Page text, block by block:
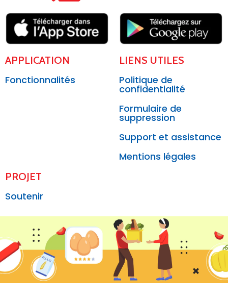
APPLICATION
Fonctionnalités
LIENS UTILES
Politique de
confidentialité
Formulaire de
suppression
Support et assistance
Mentions légales
PROJET
Soutenir